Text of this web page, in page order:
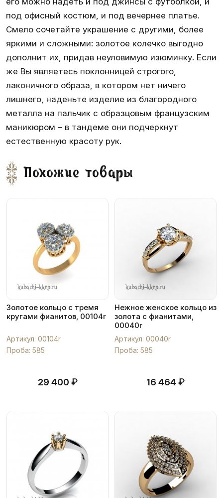
под офисный костюм, и под вечернее платье.
Смело сочетайте украшение с другими, более
яркими и сложными: золотое колечко выгодно
дополнит их, придав неуловимую изюминку. Если
же Вы являетесь поклонницей строгого,
лаконичного образа, в котором нет ничего
лишнего, наденьте изделие из благородного
металла на пальчик с образцовым французским
маникюром – в тандеме они подчеркнут
естественную красоту рук.
Похожие товары
Золотое кольцо с тремя
кругами фианитов, 00104r
Артикул: 00104r
Проба: 585
29 400 ₽
Нежное женское кольцо из
золота с фианитами,
00040r
Артикул: 00040r
Проба: 585
16 464 ₽